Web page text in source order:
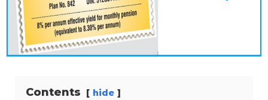
Contents hide